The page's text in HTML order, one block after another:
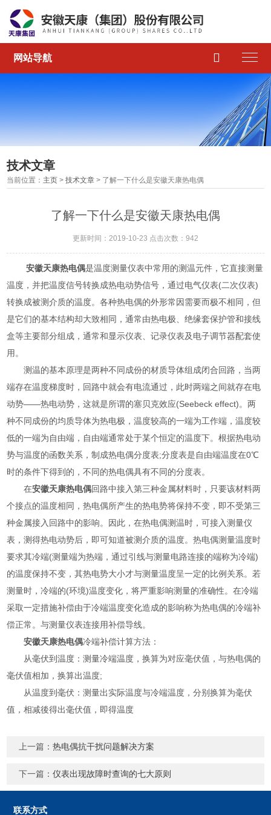
网站导航 
技术文章
当前位置： 主页 >技术文章 > 了解一下什么是安徽天康热电偶
了解一下什么是安徽天康热电偶
更新时间：2019-10-23 点击次数：942
安徽天康热电偶是温度测量仪表中常用的测温元件，它直接测量
温度，并把温度信号转换成热电动势信号，通过电气仪表(二次仪表)
转换成被测介质的温度。各种热电偶的外形常因需要而极不相同，但
是它们的基本结构却大致相同，通常由热电极、绝缘套保护管和接线
盒等主要部分组成，通常和显示仪表、记录仪表及电子调节器配套使
用。
测温的基本原理是两种不同成份的材质导体组成闭合回路，当两
端存在温度梯度时，回路中就会有电流通过，此时两端之间就存在电
动势——热电动势，这就是所谓的塞贝克效应(Seebeck effect)。两
种不同成份的均质导体为热电极，温度较高的一端为工作端，温度较
低的一端为自由端，自由端通常处于某个恒定的温度下。根据热电动
势与温度的函数关系，制成热电偶分度表;分度表是自由端温度在0℃
时的条件下得到的，不同的热电偶具有不同的分度表。
在安徽天康热电偶回路中接入第三种金属材料时，只要该材料两
个接点的温度相同，热电偶所产生的热电势将保持不变，即不受第三
种金属接入回路中的影响。因此，在热电偶测温时，可接入测量仪
表，测得热电动势后，即可知道被测介质的温度。热电偶测量温度时
要求其冷端(测量端为热端，通过引线与测量电路连接的端称为冷端)
的温度保持不变，其热电势大小才与测量温度呈一定的比例关系。若
测量时，冷端的(环境)温度变化，将严重影响测量的准确性。在冷端
采取一定措施补偿由于冷端温度变化造成的影响称为热电偶的冷端补
偿正常。与测量仪表连接用补偿导线。
安徽天康热电偶冷端补偿计算方法：
从毫伏到温度：测量冷端温度，换算为对应毫伏值，与热电偶的
毫伏值相加，换算出温度;
从温度到毫伏：测量出实际温度与冷端温度，分别换算为毫伏
值，相减後得出毫伏值，即得温度
上一篇：热电偶抗干扰问题解决方案
下一篇：仪表出现故障时查询的七大原则
联系方式